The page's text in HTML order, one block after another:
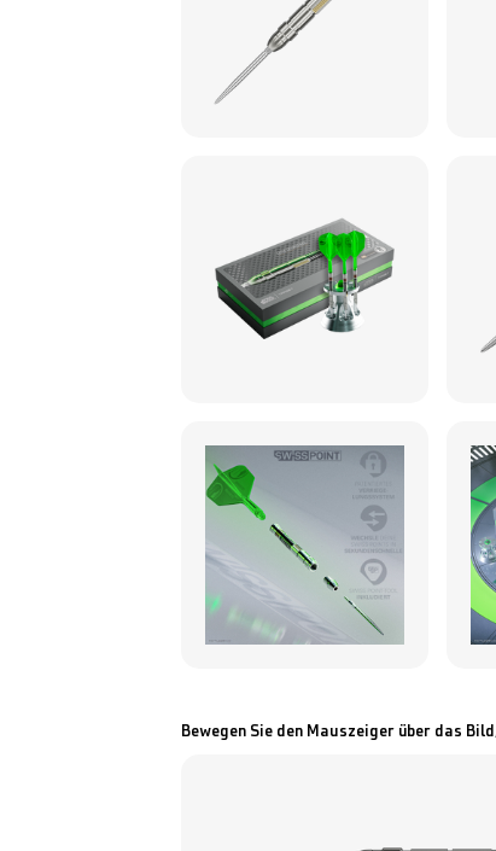
Bewegen Sie den Mauszeiger über das